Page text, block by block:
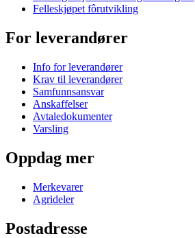
Felleskjøpet fôrutvikling
For leverandører
Info for leverandører
Krav til leverandører
Samfunnsansvar
Anskaffelser
Avtaledokumenter
Varsling
Oppdag mer
Merkevarer
Agrideler
Postadresse